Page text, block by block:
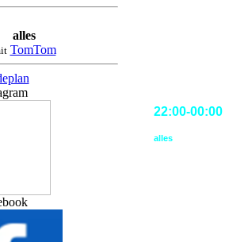
alles
TomTom
22:00-00:00
alles